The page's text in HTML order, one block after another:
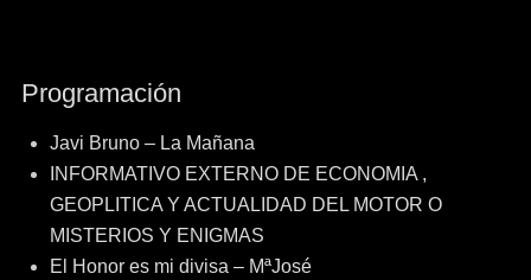
Programación
Javi Bruno – La Mañana
INFORMATIVO EXTERNO DE ECONOMIA ,
GEOPLITICA Y ACTUALIDAD DEL MOTOR O
MISTERIOS Y ENIGMAS
El Honor es mi divisa – MªJosé